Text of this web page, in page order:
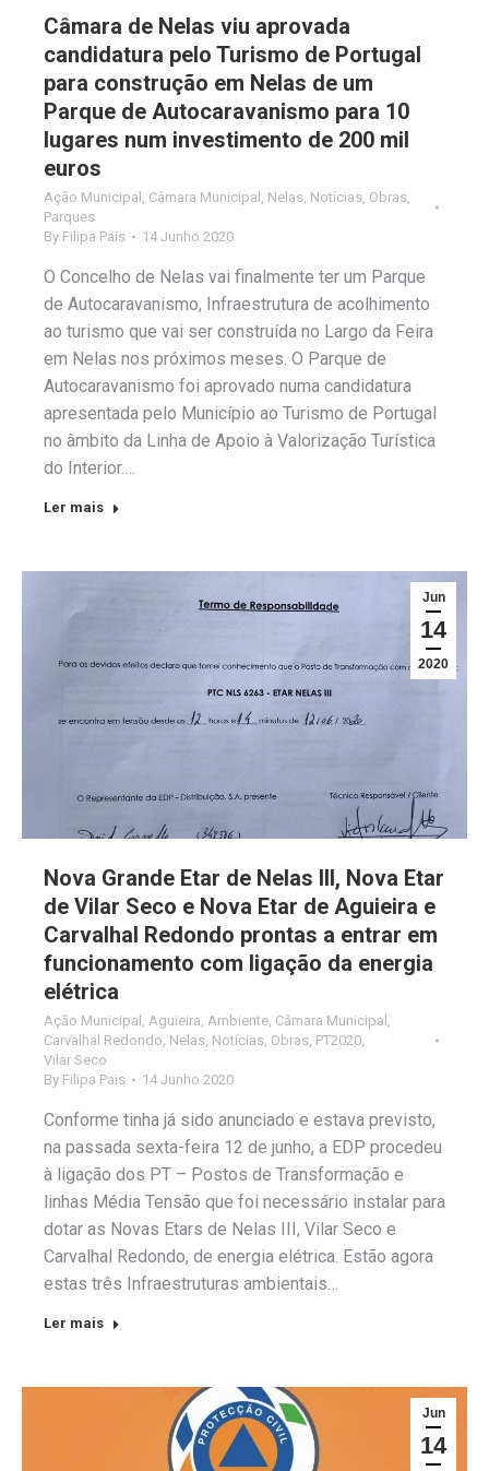
Câmara de Nelas viu aprovada
candidatura pelo Turismo de Portugal
para construção em Nelas de um
Parque de Autocaravanismo para 10
lugares num investimento de 200 mil
euros
Ação Municipal , Câmara Municipal , Nelas, Notícias, Obras,
Parques
By Filipa Pais 14 Junho 2020
O Concelho de Nelas vai finalmente ter um Parque
de Autocaravanismo, Infraestrutura de acolhimento
ao turismo que vai ser construída no Largo da Feira
em Nelas nos próximos meses. O Parque de
Autocaravanismo foi aprovado numa candidatura
apresentada pelo Município ao Turismo de Portugal
no âmbito da Linha de Apoio à Valorização Turística
do Interior.…
Ler mais
Jun
14
2020
Nova Grande Etar de Nelas III, Nova Etar
de Vilar Seco e Nova Etar de Aguieira e
Carvalhal Redondo prontas a entrar em
funcionamento com ligação da energia
elétrica
Ação Municipal Aguieira Ambiente Câmara Municipal
Carvalhal Redondo Nelas Notícias Obras PT2020
Vilar Seco
By Filipa Pais 14 Junho 2020
Conforme tinha já sido anunciado e estava previsto,
na passada sexta-feira 12 de junho, a EDP procedeu
à ligação dos PT – Postos de Transformação e
linhas Média Tensão que foi necessário instalar para
dotar as Novas Etars de Nelas III, Vilar Seco e
Carvalhal Redondo, de energia elétrica. Estão agora
estas três Infraestruturas ambientais…
Ler mais
Jun
14